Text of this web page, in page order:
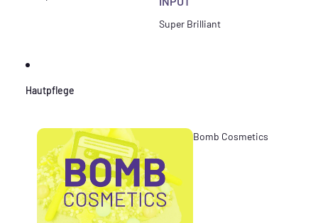
Super Brilliant
Hautpflege
Bomb Cosmetics